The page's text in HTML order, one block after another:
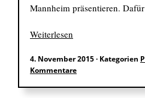
Mannheim präsentieren.
Weiterlesen
4. November 2015· Kategorien
Kommentare